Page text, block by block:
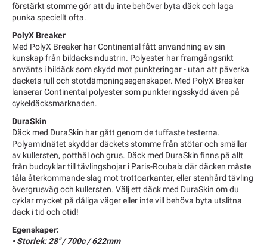
förstärkt stomme gör att du inte behöver byta däck och laga
punka speciellt ofta.
PolyX Breaker
Med PolyX Breaker har Continental fått användning av sin
kunskap från bildäcksindustrin. Polyester har framgångsrikt
använts i bildäck som skydd mot punkteringar - utan att påverka
däckets rull och stötdämpningsegenskaper. Med PolyX Breaker
lanserar Continental polyester som punkteringsskydd även på
cykeldäcksmarknaden.
DuraSkin
Däck med DuraSkin har gått genom de tuffaste testerna.
Polyamidnätet skyddar däckets stomme från stötar och smällar
av kullersten, potthål och grus. Däck med DuraSkin finns på allt
från budcyklar till tävlingshojar i Paris-Roubaix där däcken måste
tåla återkommande slag mot trottoarkanter, eller stenhård tävling
övergrusväg och kullersten. Välj ett däck med DuraSkin om du
cyklar mycket på dåliga väger eller inte vill behöva byta utslitna
däck i tid och otid!
Egenskaper:
• Storlek: 28" / 700c / 622mm